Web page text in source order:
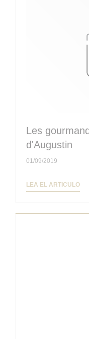
Les
d'Augustin
01/09/2019
LEA EL ARTICULO